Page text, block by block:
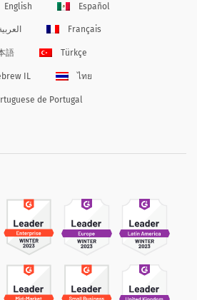
English Español
Français
語 Türkçe
IL ไทย
de Portugal